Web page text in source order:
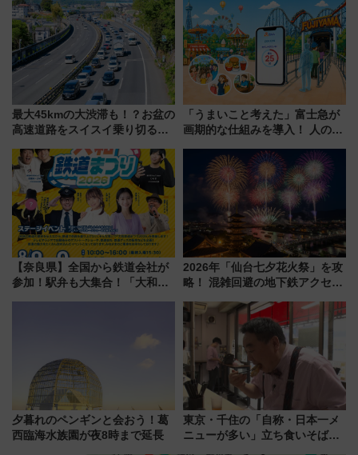
月7日限定 ソフトバンクホーク
スとコラボ
ー！ 注目の編成やデザインまと
め
最大45kmの大渋滞も！？お盆の
高速道路をスイスイ乗り切る快
「うまいこと考えた」富士急が
画期的な仕組みを導入！ 人のか
ん」始動
【奈良県】全国から鉄道会社が
参加！駅弁も大集合！「大和鉄
2026年「仙台七夕花火祭」を攻
略！ 混雑回避の地下鉄アクセス
火前に楽しむ仙台観光ルートま
で解説！
夕暮れのペンギンと会おう！葛
西臨海水族園が夜8時まで延長
東京・千住の「自称・日本一メ
ニューが多い」立ち食いそば屋